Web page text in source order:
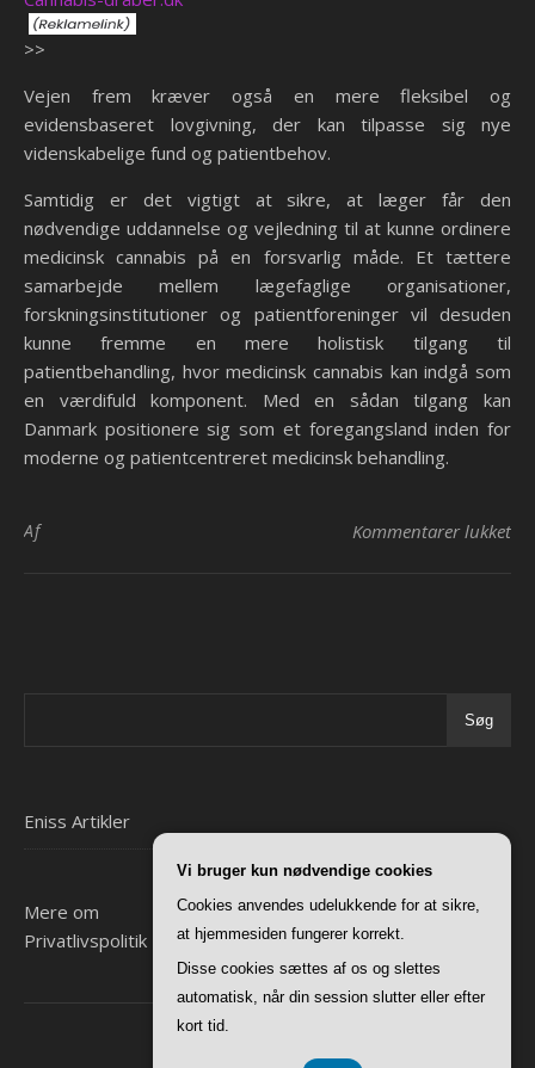
>>
Vejen frem kræver også en mere fleksibel og
evidensbaseret lovgivning, der kan tilpasse sig nye
videnskabelige fund og patientbehov.
Samtidig er det vigtigt at sikre, at læger får den
nødvendige uddannelse og vejledning til at kunne ordinere
medicinsk cannabis på en forsvarlig måde. Et tættere
samarbejde mellem lægefaglige organisationer,
forskningsinstitutioner og patientforeninger vil desuden
kunne fremme en mere holistisk tilgang til
patientbehandling, hvor medicinsk cannabis kan indgå som
en værdifuld komponent. Med en sådan tilgang kan
Danmark positionere sig som et foregangsland inden for
moderne og patientcentreret medicinsk behandling.
Af Kommentarer lukkettil
Søg
Eniss Artikler
Mere om
Privatlivspolitik
Vi bruger kun nødvendige cookies
Cookies anvendes udelukkende for at sikre,
at hjemmesiden fungerer korrekt.
Disse cookies sættes af os og slettes
automatisk, når din session slutter eller efter
kort tid.